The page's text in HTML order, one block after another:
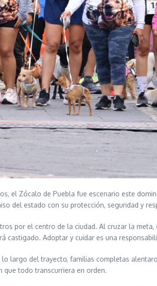
el Zócalo de Puebla fue escenario este
del estado con su protección, seguridad y
por el centro de la ciudad. Al cruzar la
castigado. Adoptar y cuidar es una
largo del trayecto, familias completas
que todo transcurriera en orden.